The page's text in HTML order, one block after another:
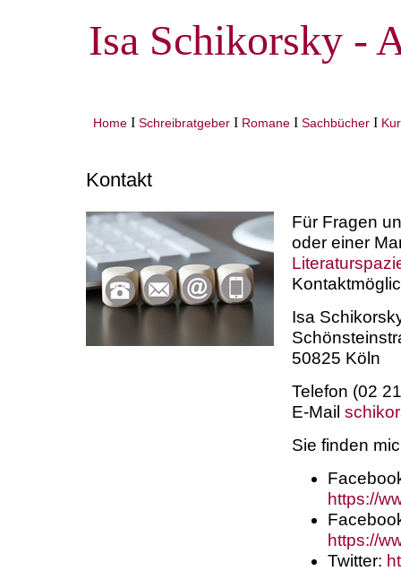
Isa Schikorsky -
HomeI SchreibratgeberI RomaneI SachbücherI
Kontakt
Für Fragen
oder einer
Isa
50825 Köln
Telefon (02
E-Mail
Sie finden
https://
https://
Twitter: